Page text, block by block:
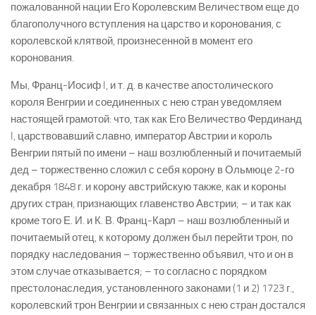
пожалованной нации Его Королевским Величеством еще до
благополучного вступления на царство и коронования, с
королевской клятвой, произнесенной в момент его
коронования.
Мы, Франц-Иосиф I, и т. д. в качестве апостолического
короля Венгрии и соединенных с нею стран уведомляем
настоящей грамотой: что, так как Его Величество Фердинанд
I, царствовавший славно, император Австрии и король
Венгрии пятый по имени – наш возлюбленный и почитаемый
дед – торжественно сложил с себя корону в Ольмюце 2-го
декабря 1848 г. и корону австрийскую также, как и короны
других стран, признающих главенство Австрии; – и так как
кроме того Е. И. и К. В. Франц-Карл – наш возлюбленный и
почитаемый отец, к которому должен был перейти трон, по
порядку наследования – торжественно объявил, что и он в
этом случае отказывается; – то согласно с порядком
престолонаследия, установленного законами (1 и 2) 1723 г.,
королевский трон Венгрии и связанных с нею стран достался